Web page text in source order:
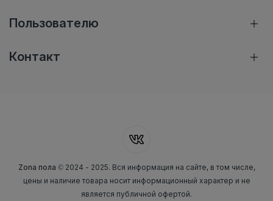
Пользователю
Контакт
Zona пола © 2024 - 2025. Вся информация на сайте, в том числе,
цены и наличие товара носит информационный характер и не
является публичной офертой.